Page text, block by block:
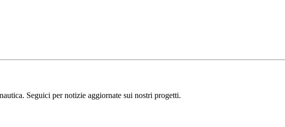
Seguici per notizie aggiornate sui nostri progetti.